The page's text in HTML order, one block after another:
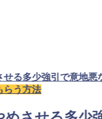
らう方法